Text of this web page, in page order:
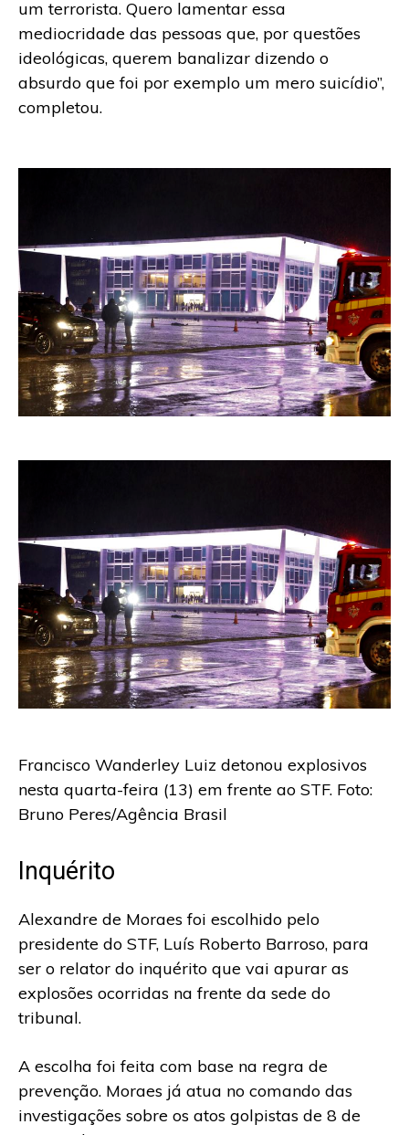
um terrorista. Quero lamentar essa
mediocridade das pessoas que, por questões
ideológicas, querem banalizar dizendo o
absurdo que foi por exemplo um mero suicídio”,
completou.
Francisco Wanderley Luiz detonou explosivos
nesta quarta-feira (13) em frente ao STF. Foto:
Bruno Peres/Agência Brasil
Inquérito
Alexandre de Moraes foi escolhido pelo
presidente do STF, Luís Roberto Barroso, para
ser o relator do inquérito que vai apurar as
explosões ocorridas na frente da sede do
tribunal.
A escolha foi feita com base na regra de
prevenção. Moraes já atua no comando das
investigações sobre os atos golpistas de 8 de